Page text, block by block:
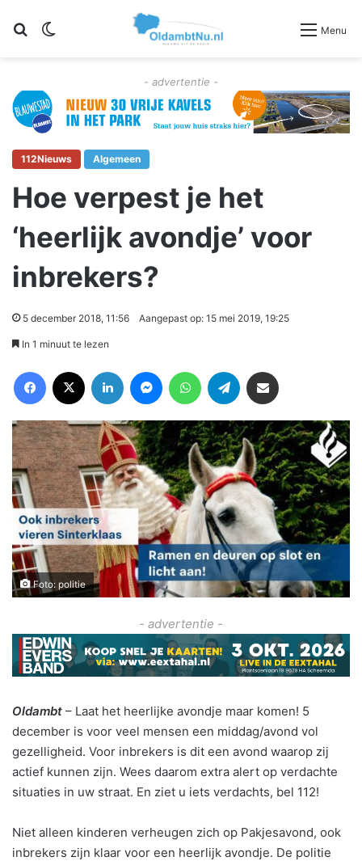
Zoeken Menu
- advertentie -
112Nieuws Algemeen
Hoe verpest je het
‘heerlijk avondje’ voor
inbrekers?
5 december 2018, 11:56 Aangepast op: 15 mei 2019, 19:25
In 1 minuut te lezen
Foto: politie
- advertentie -
Oldambt – Laat het heerlijke avondje maar komen! 5
december is voor veel mensen een middag/avond vol
gezelligheid. Voor inbrekers is dit een avond waarop zij
actief kunnen zijn. Wees daarom extra alert op verdachte
situaties in uw straat. En ziet u iets verdachts, bel 112!
Niet alleen kinderen verheugen zich op Pakjesavond, ook
inbrekers zijn klaar voor een heerlijk avondje. De politie